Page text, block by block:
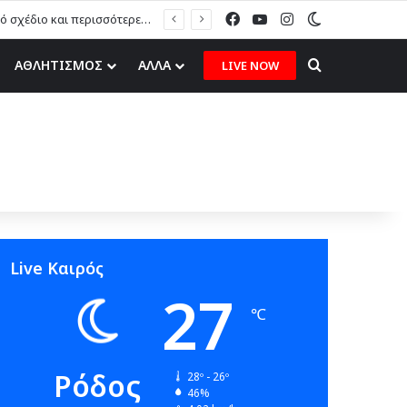
Μ. Πόκκιας στον topfm: «Θα τους υποδεχτούμε με δάφνες και πικροδάφνες» –Η ειρωνική “υποδοχή” στον υβριδικό σταθμό (ηχητικό) FacebookYouTubeInstagram
ΑΘΛΗΤΙΣΜΟΣ ΑΛΛΑ LIVE NOW Search for
Live Καιρός
Ρόδος
27 ℃
28º - 26º
46%